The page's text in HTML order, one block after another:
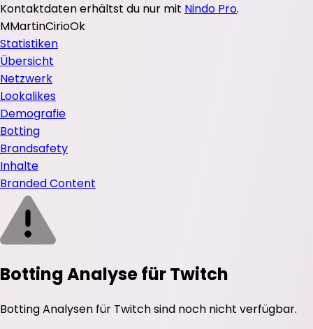
Kontaktdaten erhältst du nur mit Nindo Pro.
MMartinCirioOk
Statistiken
Übersicht
Netzwerk
Lookalikes
Demografie
Botting
Brandsafety
Inhalte
Branded Content
Botting Analyse für Twitch
Botting Analysen für Twitch sind noch nicht verfügbar.